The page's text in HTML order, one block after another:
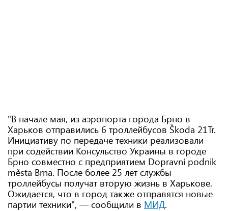
"В начале мая, из аэропорта города Брно в
Харьков отправились 6 троллейбусов Škoda 21Tr.
Инициативу по передаче техники реализовали
при содействии Консульство Украины в городе
Брно совместно с предприятием Dopravní podnik
města Brna. После более 25 лет службы
троллейбусы получат вторую жизнь в Харькове.
Ожидается, что в город также отправятся новые
партии техники", — сообщили в МИД.